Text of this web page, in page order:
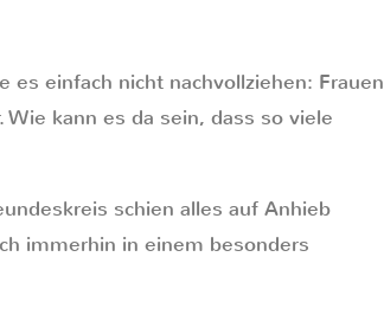
es einfach nicht nachvollziehen: Frauen
kann es da sein, dass so viele
schien alles auf Anhieb
immerhin in einem besonders